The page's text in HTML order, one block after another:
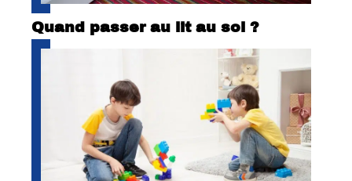
Quand passer au lit au sol ?